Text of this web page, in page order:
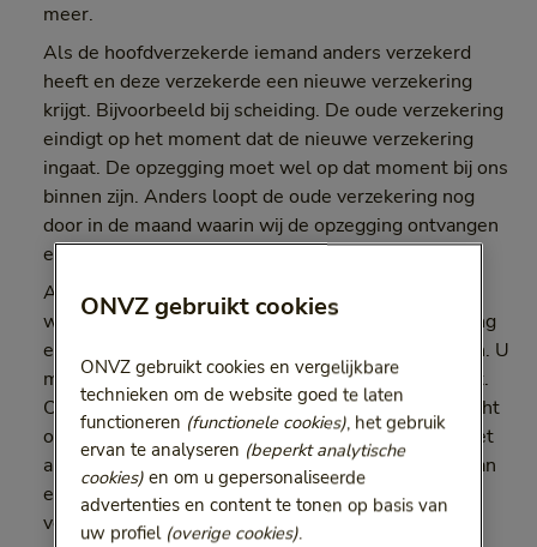
meer.
Als de hoofdverzekerde iemand anders verzekerd
heeft en deze verzekerde een nieuwe verzekering
krijgt. Bijvoorbeeld bij scheiding. De oude verzekering
eindigt op het moment dat de nieuwe verzekering
ingaat. De opzegging moet wel op dat moment bij ons
binnen zijn. Anders loopt de oude verzekering nog
door in de maand waarin wij de opzegging ontvangen
en de maand daarna.
Als wij de verzekering of de premie tussentijds
wijzigen volgens algemene regel 66. De verzekering
eindigt op de datum waarop de wijziging zou ingaan. U
moet dan wel opzeggen voordat de wijziging ingaat.
Of binnen 1 maand nadat de hoofdverzekerde bericht
over de wijziging heeft gekregen. Opzeggen kan niet
als de wijziging het gevolg is van het veranderen van
een wettelijke bepaling. Of als de wijziging in uw
voordeel is.
ONVZ gebruikt cookies
ONVZ gebruikt cookies en vergelijkbare
technieken om de website goed te laten
functioneren (functionele cookies), het gebruik
ervan te analyseren (beperkt analytische
cookies)en om u gepersonaliseerde
advertenties en content te tonen op basis van
uw profiel (overige cookies).